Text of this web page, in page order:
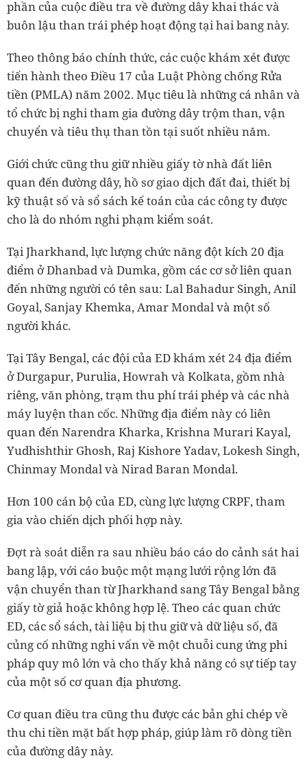
phần của cuộc điều tra về đường dây khai thác và
buôn lậu than trái phép hoạt động tại hai bang này.
Theo thông báo chính thức, các cuộc khám xét được
tiến hành theo Điều 17 của Luật Phòng chống Rửa
tiền (PMLA) năm 2002. Mục tiêu là những cá nhân và
tổ chức bị nghi tham gia đường dây trộm than, vận
chuyển và tiêu thụ than tồn tại suốt nhiều năm.
Giới chức cũng thu giữ nhiều giấy tờ nhà đất liên
quan đến đường dây, hồ sơ giao dịch đất đai, thiết bị
kỹ thuật số và sổ sách kế toán của các công ty được
cho là do nhóm nghi phạm kiểm soát.
Tại Jharkhand, lực lượng chức năng đột kích 20 địa
điểm ở Dhanbad và Dumka, gồm các cơ sở liên quan
đến những người có tên sau: Lal Bahadur Singh, Anil
Goyal, Sanjay Khemka, Amar Mondal và một số
người khác.
Tại Tây Bengal, các đội của ED khám xét 24 địa điểm
ở Durgapur, Purulia, Howrah và Kolkata, gồm nhà
riêng, văn phòng, trạm thu phí trái phép và các nhà
máy luyện than cốc. Những địa điểm này có liên
quan đến Narendra Kharka, Krishna Murari Kayal,
Yudhishthir Ghosh, Raj Kishore Yadav, Lokesh Singh,
Chinmay Mondal và Nirad Baran Mondal.
Hơn 100 cán bộ của ED, cùng lực lượng CRPF, tham
gia vào chiến dịch phối hợp này.
Đợt rà soát diễn ra sau nhiều báo cáo do cảnh sát hai
bang lập, với cáo buộc một mạng lưới rộng lớn đã
vận chuyển than từ Jharkhand sang Tây Bengal bằng
giấy tờ giả hoặc không hợp lệ. Theo các quan chức
ED, các sổ sách, tài liệu bị thu giữ và dữ liệu số, đã
củng cố những nghi vấn về một chuỗi cung ứng phi
pháp quy mô lớn và cho thấy khả năng có sự tiếp tay
của một số cơ quan địa phương.
Cơ quan điều tra cũng thu được các bản ghi chép về
thu chi tiền mặt bất hợp pháp, giúp làm rõ dòng tiền
của đường dây này.